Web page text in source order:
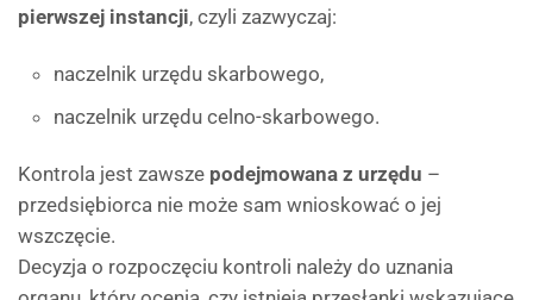
pierwszej instancji, czyli zazwyczaj:
naczelnik urzędu skarbowego,
naczelnik urzędu celno-skarbowego.
Kontrola jest zawsze podejmowana z urzędu –
przedsiębiorca nie może sam wnioskować o jej
wszczęcie.
Decyzja o rozpoczęciu kontroli należy do uznania